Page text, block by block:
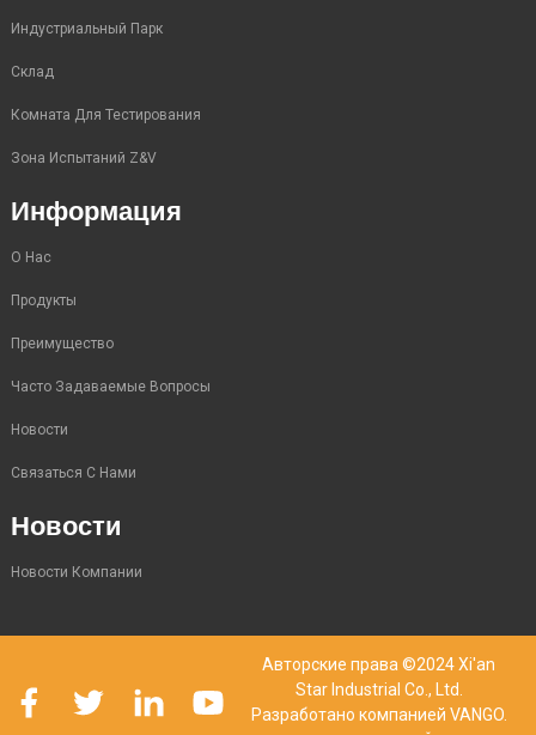
Индустриальный Парк
Склад
Комната Для Тестирования
Зона Испытаний Z&V
Информация
О Нас
Продукты
Преимущество
Часто Задаваемые Вопросы
Новости
Связаться С Нами
Новости
Новости Компании
Авторские права ©2024 Xi'an
Star Industrial Co., Ltd.
Разработано компанией VANGO.